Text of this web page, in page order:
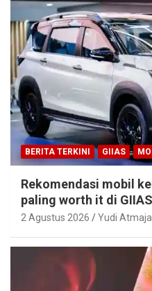
BERITA TERKINI GIIAS
Rekomendasi mobil
paling worth it di
2 Agustus 2026 Yudi Atmaja